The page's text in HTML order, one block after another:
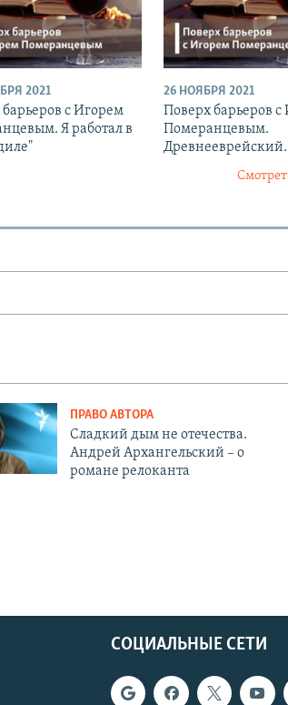
2021
с Игорем
Я работал в
26 НОЯБРЯ 2021
Поверх барьеров
Померанцевым.
Древнееврейский.
ПРАВО АВТОРА
Сладкий дым не отечества.
Андрей Архангельский – о
романе релоканта
СОЦИАЛЬНЫЕ СЕТИ